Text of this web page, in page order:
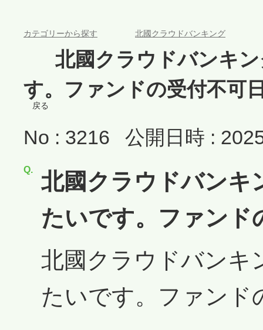
カテゴリーから探す 北國クラウドバンキング
北國クラウドバンキ
す。ファンドの受付不可
戻る
No : 3216 公開日時 :
北國クラウドバンキ
たいです。ファンド
北國クラウドバンキ
たいです。ファンド